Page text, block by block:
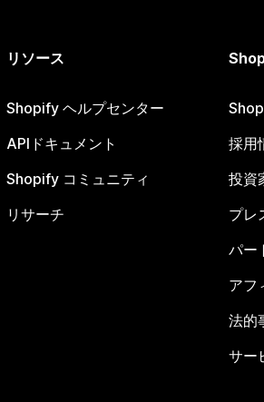
リソース
Shopify ヘルプセンター
APIドキュメント
Shopify コミュニティ
リサーチ
採用
投資
プレ
パー
アフ
法的
サー